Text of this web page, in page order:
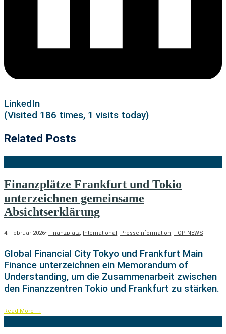
LinkedIn
(Visited 186 times, 1 visits today)
Related Posts
Finanzplätze Frankfurt und Tokio
unterzeichnen gemeinsame
Absichtserklärung
4. Februar 2026• Finanzplatz, International, Presseinformation, TOP-NEWS
Global Financial City Tokyo und Frankfurt Main
Finance unterzeichnen ein Memorandum of
Understanding, um die Zusammenarbeit zwischen
den Finanzzentren Tokio und Frankfurt zu stärken.
Read More →